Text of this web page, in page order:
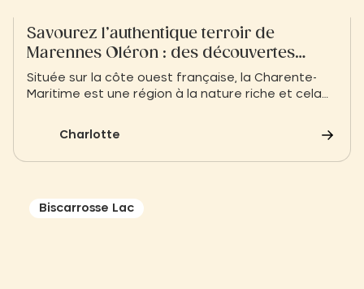
Savourez l’authentique terroir de
Marennes Oléron : des découvertes
culinaires !
Située sur la côte ouest française, la Charente-
Maritime est une région à la nature riche et cela
et découvrez une cuisine traditionnelle proche de
la mer !
Charlotte
Biscarrosse Lac